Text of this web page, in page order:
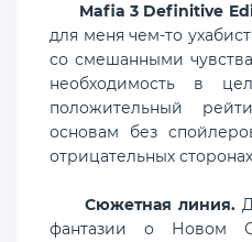
Mafia 3 Definitive
для меня чем-то
со смешанными
необходимость в
положительный
основам без
отрицательных
Сюжетная линия.
фантазии о Новом